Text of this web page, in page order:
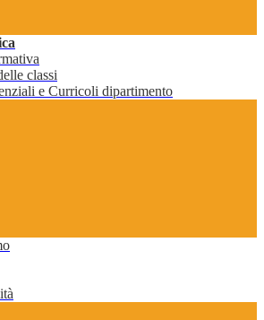
classi
e Curricoli dipartimento